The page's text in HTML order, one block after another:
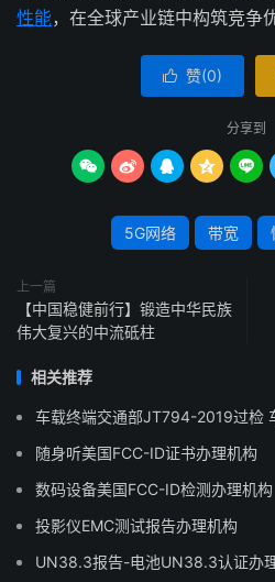
性能，在全球产业链中构筑竞争
 赞(0)
分享到
    
5G网络 带宽
上一篇
【中国稳健前行】锻造中华民族
伟大复兴的中流砥柱
相关推荐
车载终端交通部JT794-2019过检
随身听美国FCC-ID证书办理机构
数码设备美国FCC-ID检测办理机构
投影仪EMC测试报告办理机构
UN38.3报告-电池UN38.3认证办